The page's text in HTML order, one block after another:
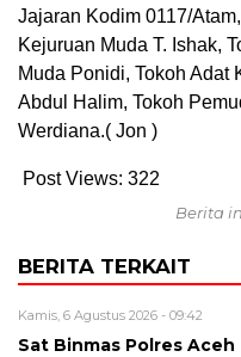
Jajaran Kodim 0117/
Kejuruan Muda T. Ishak,
Muda Ponidi, Tokoh Adat
Abdul Halim, Tokoh
Werdiana.( Jon )
Post Views: 322
Berita
BERITA TERKAIT
Kamis, 6 Agustus 2026 - 09:42
Sat Binmas Polres